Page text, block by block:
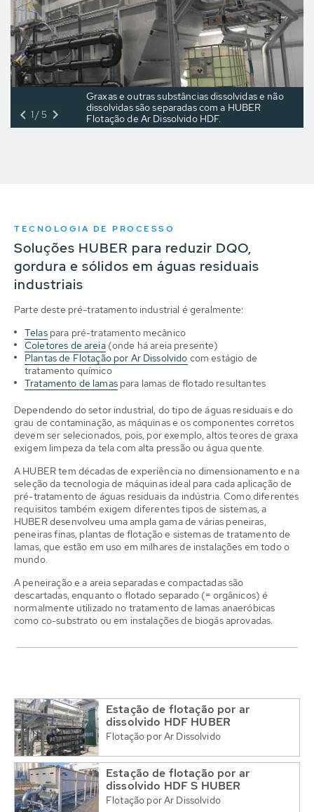
Graxas e outras substâncias dissolvidas e não
dissolvidas são separadas com a HUBER
Flotação de Ar Dissolvido HDF.
1/5
TECNOLOGIA DE PROCESSO
Soluções HUBER para reduzir DQO,
gordura e sólidos em águas residuais
industriais
Parte deste pré-tratamento industrial é geralmente:
Telaspara pré-tratamento mecânico
Coletores de areia(onde há areia presente)
Plantas de Flotação por Ar Dissolvido com estágio de
tratamento químico
Tratamento de lamaspara lamas de flotado resultantes
Dependendo do setor industrial, do tipo de águas residuais e do
grau de contaminação, as máquinas e os componentes corretos
devem ser selecionados, pois, por exemplo, altos teores de graxa
exigem limpeza da tela com alta pressão ou água quente.
A HUBER tem décadas de experiência no dimensionamento e na
seleção da tecnologia de máquinas ideal para cada aplicação de
pré-tratamento de águas residuais da indústria. Como diferentes
requisitos também exigem diferentes tipos de sistemas, a
HUBER desenvolveu uma ampla gama de várias peneiras,
peneiras finas, plantas de flotação e sistemas de tratamento de
lamas, que estão em uso em milhares de instalações em todo o
mundo.
A peneiração e a areia separadas e compactadas são
descartadas, enquanto o flotado separado (= orgânicos) é
normalmente utilizado no tratamento de lamas anaeróbicas
como co-substrato ou em instalações de biogás aprovadas.
Estação de flotação por ar
dissolvido HDF HUBER
Flotação por Ar Dissolvido
Estação de flotação por ar
dissolvido HDF S HUBER
Flotação por Ar Dissolvido